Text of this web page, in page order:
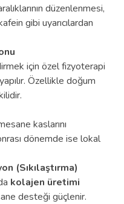
düzenlenmesi,
gibi uyarıcılardan
için özel fizyoterapi
Özellikle doğum
kaslarını
dönemde ise lokal
(Sıkılaştırma)
kolajen üretimi
desteği güçlenir.